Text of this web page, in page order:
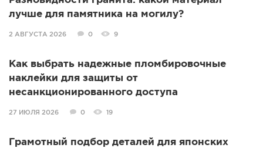
лучше для памятника на могилу?
2 АВГУСТА 2026 0 9
Как выбрать надежные пломбировочные
наклейки для защиты от
несанкционированного доступа
27 ИЮЛЯ 2026 0 19
Грамотный подбор деталей для японских